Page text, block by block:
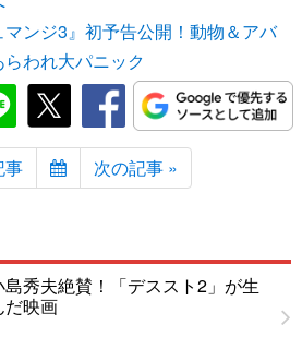
ンジ3』初予告公開！動物＆アバ
われ大パニック
事 次の記事 »
島秀夫絶賛！「デススト2」が生
だ映画